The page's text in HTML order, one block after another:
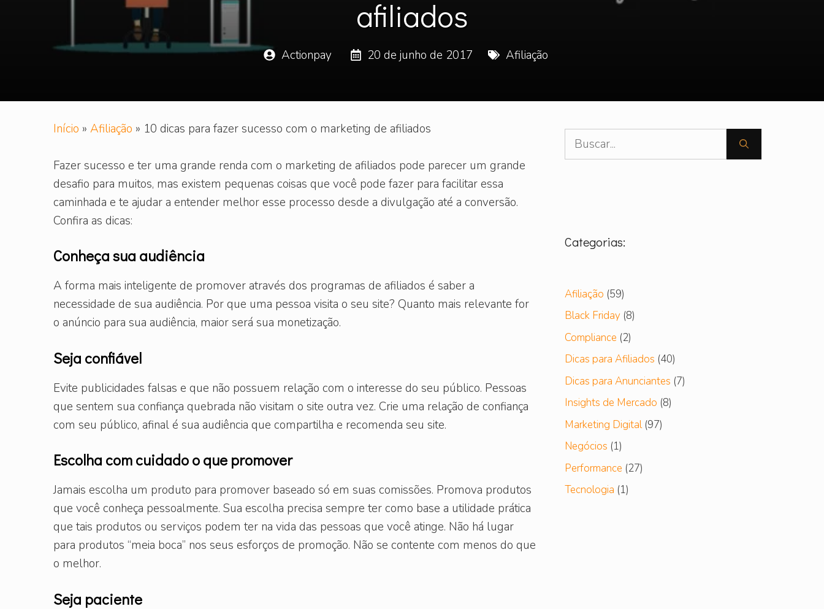
afiliados
Actionpay 20 de junho de 2017 Afiliação
Início » Afiliação » 10 dicas para fazer sucesso com o marketing de afiliados
Fazer sucesso e ter uma grande renda com o marketing de afiliados pode parecer um grande
desafio para muitos, mas existem pequenas coisas que você pode fazer para facilitar essa
caminhada e te ajudar a entender melhor esse processo desde a divulgação até a conversão.
Confira as dicas:
Conheça sua audiência
A forma mais inteligente de promover através dos programas de afiliados é saber a
necessidade de sua audiência. Por que uma pessoa visita o seu site? Quanto mais relevante for
o anúncio para sua audiência, maior será sua monetização.
Seja confiável
Evite publicidades falsas e que não possuem relação com o interesse do seu público. Pessoas
que sentem sua confiança quebrada não visitam o site outra vez. Crie uma relação de confiança
com seu público, afinal é sua audiência que compartilha e recomenda seu site.
Escolha com cuidado o que promover
Jamais escolha um produto para promover baseado só em suas comissões. Promova produtos
que você conheça pessoalmente. Sua escolha precisa sempre ter como base a utilidade prática
que tais produtos ou serviços podem ter na vida das pessoas que você atinge. Não há lugar
para produtos “meia boca” nos seus esforços de promoção. Não se contente com menos do que
o melhor.
Seja paciente
Pesquisar
Categorias:
Afiliação (59)
Black Friday (8)
Compliance (2)
Dicas para Afiliados (40)
Dicas para Anunciantes (7)
Insights de Mercado (8)
Marketing Digital(97)
Negócios (1)
Performance (27)
Tecnologia (1)